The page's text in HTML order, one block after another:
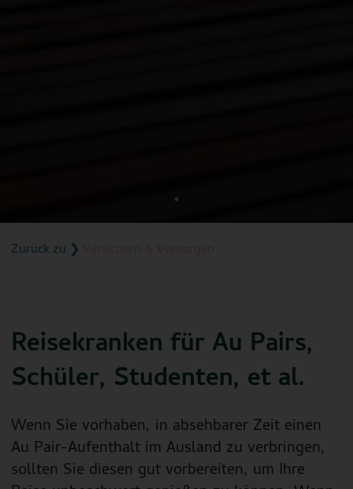
Zurück zu ❯
Reisekranken für Au Pairs,
Schüler, Studenten, et al.
Wenn Sie vorhaben, in absehbarer Zeit einen
Au Pair-Aufenthalt im Ausland zu verbringen,
sollten Sie diesen gut vorbereiten, um Ihre